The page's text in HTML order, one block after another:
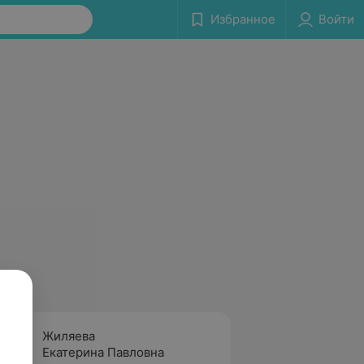
Избранное Войти
Жиляева
Екатерина Павловна